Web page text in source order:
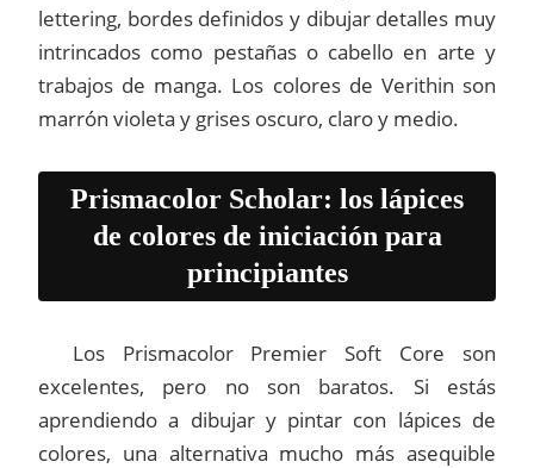
lettering, bordes definidos y dibujar detalles muy
intrincados como pestañas o cabello en arte y
trabajos de manga. Los colores de Verithin son
marrón violeta y grises oscuro, claro y medio.
Prismacolor Scholar: los lápices
de colores de iniciación para
principiantes
Los Prismacolor Premier Soft Core son
excelentes, pero no son baratos. Si estás
aprendiendo a dibujar y pintar con lápices de
colores, una alternativa mucho más asequible